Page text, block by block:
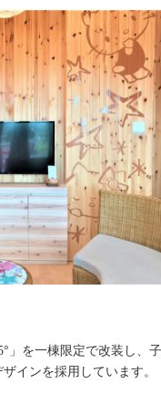
」を一棟限定で改装し、
インを採用しています。